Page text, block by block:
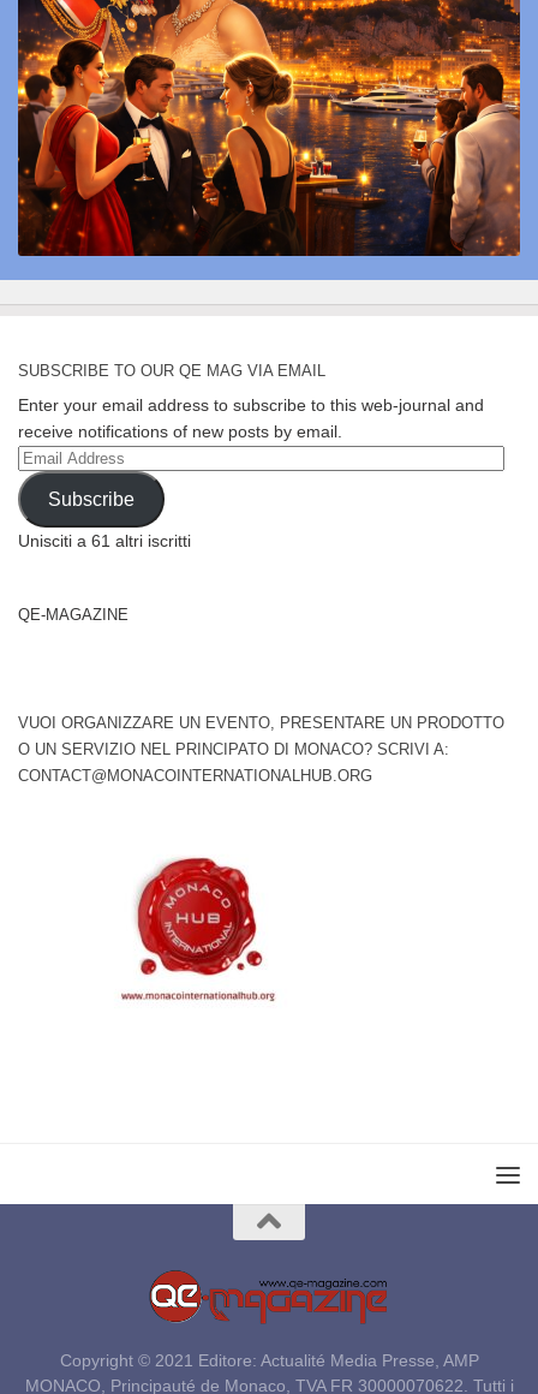
SUBSCRIBE TO OUR QE MAG VIA EMAIL
Enter your email address to subscribe to this web-journal and
receive notifications of new posts by email.
Email
Address
Subscribe
Unisciti a 61 altri iscritti
QE-MAGAZINE
VUOI ORGANIZZARE UN EVENTO, PRESENTARE UN PRODOTTO
O UN SERVIZIO NEL PRINCIPATO DI MONACO? SCRIVI A:
CONTACT@MONACOINTERNATIONALHUB.ORG
Copyright © 2021 Editore: Actualité Media Presse, AMP
MONACO, Principauté de Monaco, TVA FR 30000070622. Tutti i